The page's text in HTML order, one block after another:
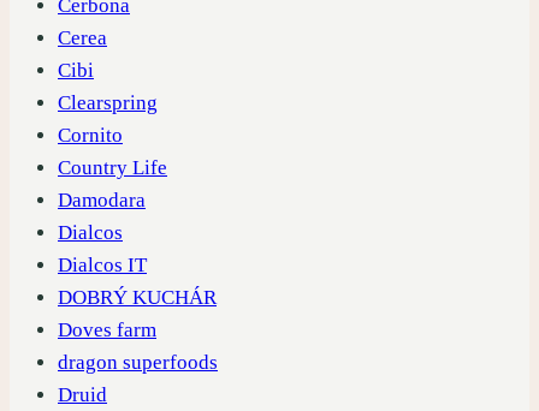
Cerbona
Cerea
Cibi
Clearspring
Cornito
Country Life
Damodara
Dialcos
Dialcos IT
DOBRÝ KUCHÁR
Doves farm
dragon superfoods
Druid